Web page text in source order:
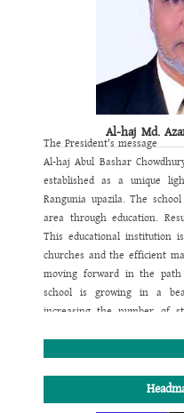
Al-haj Md.
The President's message
Al-haj Abul Bashar
established as a unique
Rangunia upazila.The
area through education.
This educational institution
churches and the efficient
moving forward in the
school is growing in a
increasing the number of
the regular number of
perform regular
number of students in the